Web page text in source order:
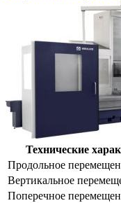
Технические
Продольное
Вертикальное
Поперечное